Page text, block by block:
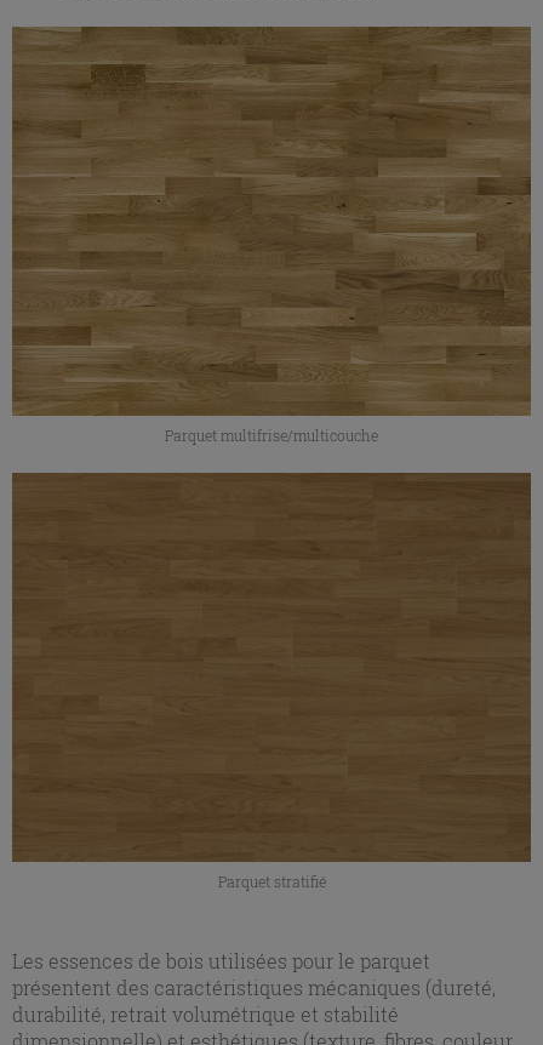
Parquet multifrise/multicouche
Parquet stratifié
Les essences de bois utilisées pour le parquet
présentent des caractéristiques mécaniques (dureté,
durabilité, retrait volumétrique et stabilité